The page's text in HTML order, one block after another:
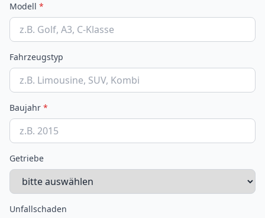
Modell *
Fahrzeugstyp
Baujahr *
Getriebe
Unfallschaden